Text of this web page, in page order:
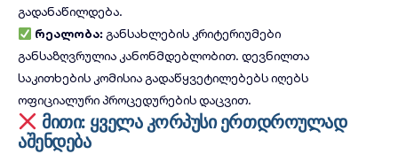
გადანაწილდება.
რეალობა:განსახლების კრიტერიუმები
განსაზღვრულია კანონმდებლობით. დევნილთა
საკითხების კომისია გადაწყვეტილებებს იღებს
ოფიციალური პროცედურების დაცვით.
მითი: ყველა კორპუსი ერთდროულად
აშენდება